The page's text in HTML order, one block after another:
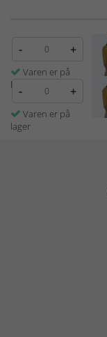
- +
Varen er på
lager
- +
Varen er på
lager